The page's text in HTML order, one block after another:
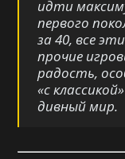
идти
первого
за 40, все
прочие
радость,
«с
дивный мир.